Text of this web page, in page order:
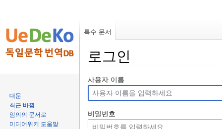
로그인
둘
러
보
기
로
검
색
하
러
가
사용자 이름
비밀번호
특수 문서
대문
최근 바뀜
임의의 문서로
미디어위키 도움말